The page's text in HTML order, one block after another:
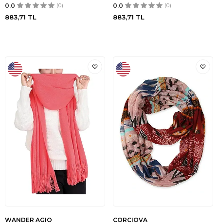
0.0 (0)
883,71 TL
0.0 (0)
883,71 TL
WANDER AGIO CORCIOVA